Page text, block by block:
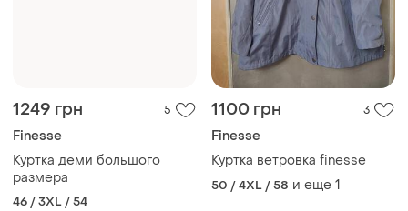
1249 грн 5
Finesse
Куртка деми большого
размера
46 / 3XL / 54
1100 грн 3
Finesse
Куртка ветровка finesse
50 / 4XL / 58 и еще 1